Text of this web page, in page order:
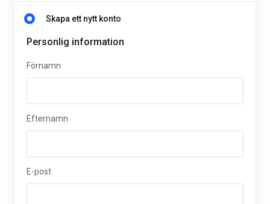
Skapa ett nytt konto
Personlig information
Förnamn
Efternamn
E-post